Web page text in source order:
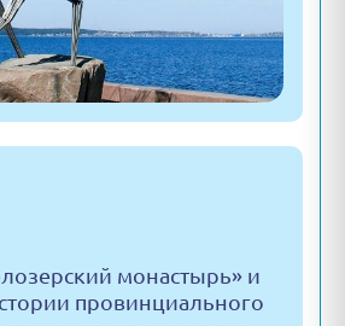
монастырь» и
провинциального